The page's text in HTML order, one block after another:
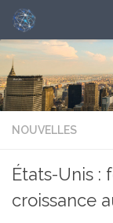
NOUVELLES
États-Unis :
croissance